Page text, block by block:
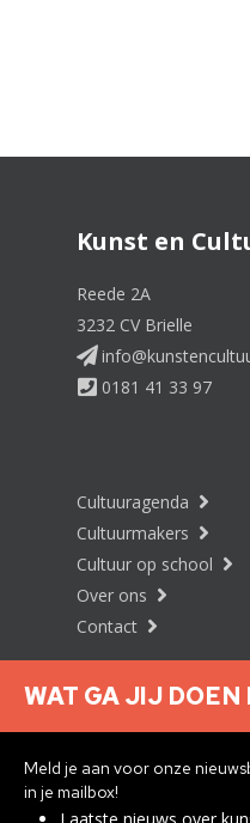
Kunst en
Reede 2A
3232 CV Brielle
0181 41 33 97
Cultuuragenda
Cultuurmakers
Cultuur op school
Over ons
Contact
Nieuwsbrief
WAT GA JIJ
Meld je aan voor onze
in je mailbox!